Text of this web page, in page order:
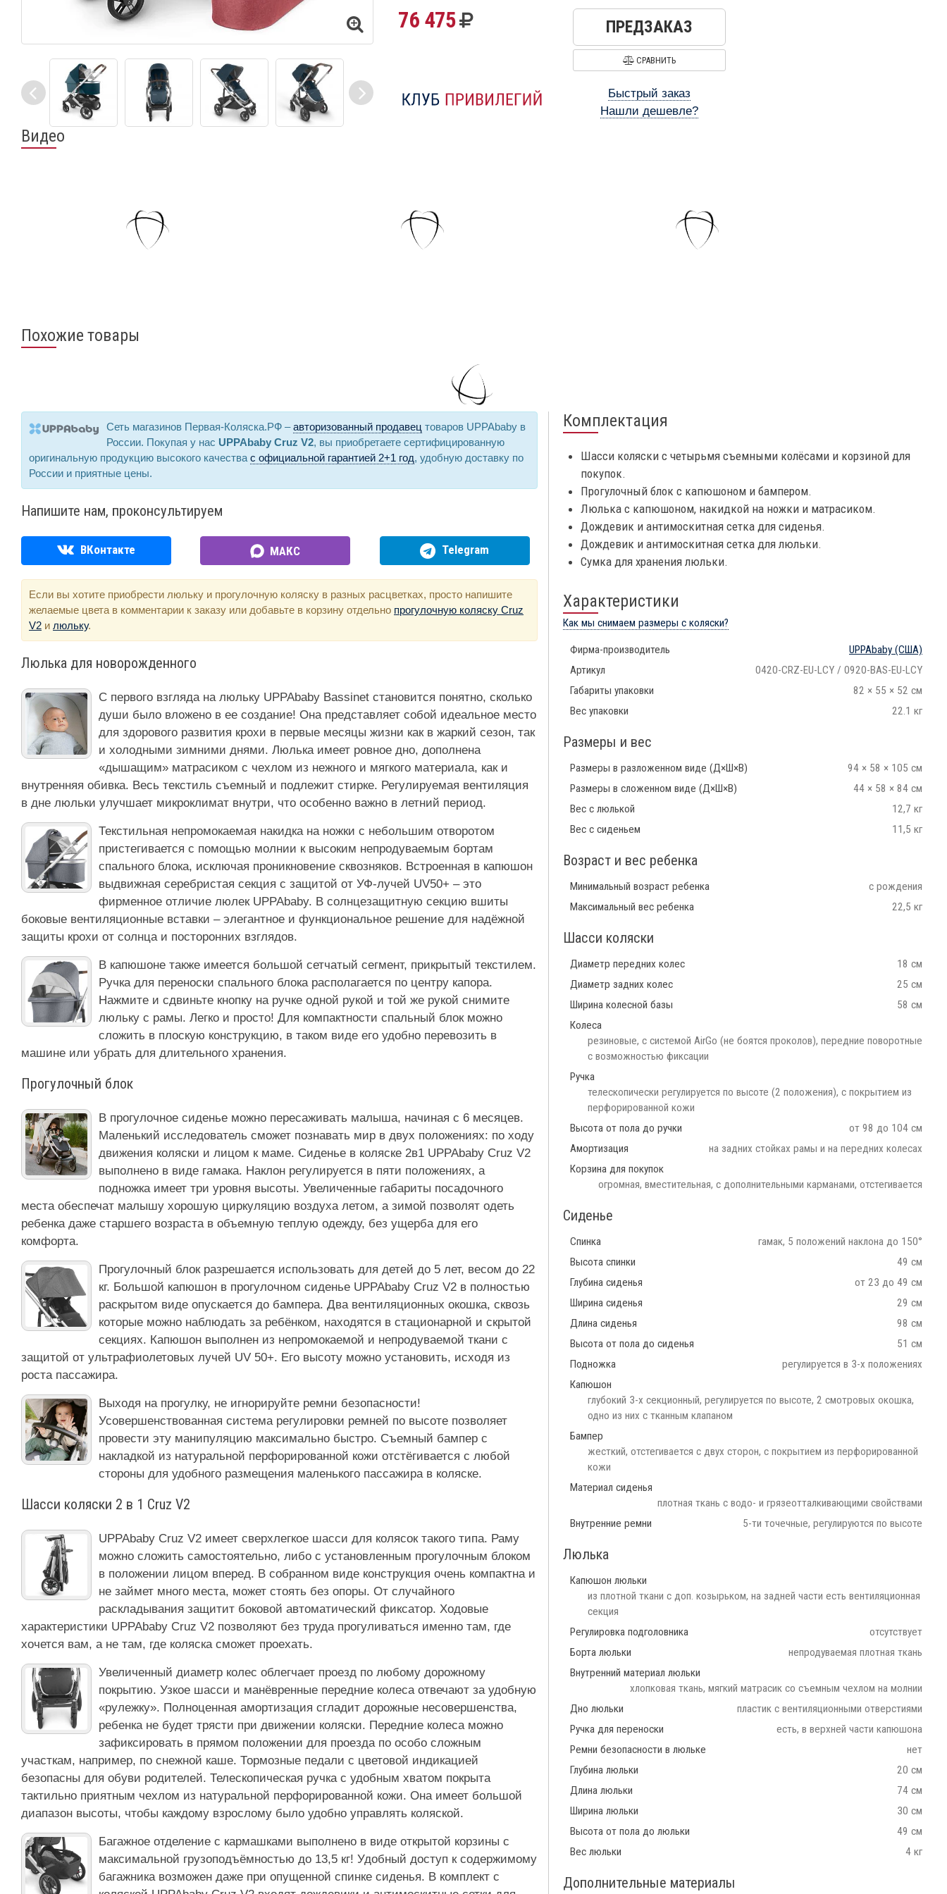
76 475 ПРЕДЗАКАЗ
СРАВНИТЬ
Быстрый заказ
Нашли дешевле?
Видео
Похожие товары
Сеть магазинов Первая-Коляска.РФ –авторизованный продавец товаров UPPAbaby в
России. Покупая у нас UPPAbaby Cruz V2, вы приобретаете сертифицированную
оригинальную продукцию высокого качества с официальной гарантией 2+1 год, удобную доставку по
России и приятные цены.
Напишите нам, проконсультируем
ВКонтакте МАКС Telegram
Если вы хотите приобрести люльку и прогулочную коляску в разных расцветках, просто напишите
желаемые цвета в комментарии к заказу или добавьте в корзину отдельно прогулочную коляску Cruz
V2 и люльку.
Люлька для новорожденного
С первого взгляда на люльку UPPAbaby Bassinet становится понятно, сколько
души было вложено в ее создание! Она представляет собой идеальное место
для здорового развития крохи в первые месяцы жизни как в жаркий сезон, так
и холодными зимними днями. Люлька имеет ровное дно, дополнена
«дышащим» матрасиком с чехлом из нежного и мягкого материала, как и
внутренняя обивка. Весь текстиль съемный и подлежит стирке. Регулируемая вентиляция
в дне люльки улучшает микроклимат внутри, что особенно важно в летний период.
Текстильная непромокаемая накидка на ножки с небольшим отворотом
пристегивается с помощью молнии к высоким непродуваемым бортам
спального блока, исключая проникновение сквозняков. Встроенная в капюшон
выдвижная серебристая секция с защитой от УФ-лучей UV50+ – это
фирменное отличие люлек UPPAbaby. В солнцезащитную секцию вшиты
боковые вентиляционные вставки – элегантное и функциональное решение для надёжной
защиты крохи от солнца и посторонних взглядов.
В капюшоне также имеется большой сетчатый сегмент, прикрытый текстилем.
Ручка для переноски спального блока располагается по центру капора.
Нажмите и сдвиньте кнопку на ручке одной рукой и той же рукой снимите
люльку с рамы. Легко и просто! Для компактности спальный блок можно
сложить в плоскую конструкцию, в таком виде его удобно перевозить в
машине или убрать для длительного хранения.
Прогулочный блок
В прогулочное сиденье можно пересаживать малыша, начиная с 6 месяцев.
Маленький исследователь сможет познавать мир в двух положениях: по ходу
движения коляски и лицом к маме. Сиденье в коляске 2в1 UPPAbaby Cruz V2
выполнено в виде гамака. Наклон регулируется в пяти положениях, а
подножка имеет три уровня высоты. Увеличенные габариты посадочного
места обеспечат малышу хорошую циркуляцию воздуха летом, а зимой позволят одеть
ребенка даже старшего возраста в объемную теплую одежду, без ущерба для его
комфорта.
Прогулочный блок разрешается использовать для детей до 5 лет, весом до 22
кг. Большой капюшон в прогулочном сиденье UPPAbaby Cruz V2 в полностью
раскрытом виде опускается до бампера. Два вентиляционных окошка, сквозь
которые можно наблюдать за ребёнком, находятся в стационарной и скрытой
секциях. Капюшон выполнен из непромокаемой и непродуваемой ткани с
защитой от ультрафиолетовых лучей UV 50+. Его высоту можно установить, исходя из
роста пассажира.
Выходя на прогулку, не игнорируйте ремни безопасности!
Усовершенствованная система регулировки ремней по высоте позволяет
провести эту манипуляцию максимально быстро. Съемный бампер с
накладкой из натуральной перфорированной кожи отстёгивается с любой
стороны для удобного размещения маленького пассажира в коляске.
Шасси коляски 2 в 1 Cruz V2
UPPAbaby Cruz V2 имеет сверхлегкое шасси для колясок такого типа. Раму
можно сложить самостоятельно, либо с установленным прогулочным блоком
в положении лицом вперед. В собранном виде конструкция очень компактна и
не займет много места, может стоять без опоры. От случайного
раскладывания защитит боковой автоматический фиксатор. Ходовые
характеристики UPPAbaby Cruz V2 позволяют без труда прогуливаться именно там, где
хочется вам, а не там, где коляска сможет проехать.
Увеличенный диаметр колес облегчает проезд по любому дорожному
покрытию. Узкое шасси и манёвренные передние колеса отвечают за удобную
«рулежку». Полноценная амортизация сгладит дорожные несовершенства,
ребенка не будет трясти при движении коляски. Передние колеса можно
зафиксировать в прямом положении для проезда по особо сложным
участкам, например, по снежной каше. Тормозные педали с цветовой индикацией
безопасны для обуви родителей. Телескопическая ручка с удобным хватом покрыта
тактильно приятным чехлом из натуральной перфорированной кожи. Она имеет большой
диапазон высоты, чтобы каждому взрослому было удобно управлять коляской.
Багажное отделение с кармашками выполнено в виде открытой корзины с
максимальной грузоподъёмностью до 13,5 кг! Удобный доступ к содержимому
багажника возможен даже при опущенной спинке сиденья. В комплект с
Комплектация
Шасси коляски с четырьмя съемными колёсами и корзиной для
покупок.
Прогулочный блок с капюшоном и бампером.
Люлька с капюшоном, накидкой на ножки и матрасиком.
Дождевик и антимоскитная сетка для сиденья.
Дождевик и антимоскитная сетка для люльки.
Сумка для хранения люльки.
Характеристики
Как мы снимаем размеры с коляски?
Фирма-производитель UPPAbaby (США)
Артикул
0420-CRZ-EU-LCY / 0920-BAS-EU-LCY
Габариты упаковки
82 × 55 × 52 см
Вес упаковки
22.1 кг
Размеры и вес
Размеры в разложенном виде (Д×Ш×В)
94 × 58 × 105 см
Размеры в сложенном виде (Д×Ш×В)
44 × 58 × 84 см
Вес с люлькой
12,7 кг
Вес с сиденьем
11,5 кг
Возраст и вес ребенка
Минимальный возраст ребенка
с рождения
Максимальный вес ребенка
22,5 кг
Шасси коляски
Диаметр передних колес
18 см
Диаметр задних колес
25 см
Ширина колесной базы
58 см
Колеса
резиновые, c системой AirGo (не боятся проколов), передние поворотные
с возможностью фиксации
Ручка
телескопически регулируется по высоте (2 положения), с покрытием из
перфорированной кожи
Высота от пола до ручки
от 98 до 104 см
Амортизация
на задних стойках рамы и на передних колесах
Корзина для покупок
огромная, вместительная, с дополнительными карманами, отстегивается
Сиденье
Спинка
гамак, 5 положений наклона до 150°
Высота спинки
49 см
Глубина сиденья
от 23 до 49 см
Ширина сиденья
29 см
Длина сиденья
98 см
Высота от пола до сиденья
51 см
Подножка
регулируется в 3-х положениях
Капюшон
глубокий 3-х секционный, регулируется по высоте, 2 смотровых окошка,
одно из них с тканным клапаном
Бампер
жесткий, отстегивается с двух сторон, с покрытием из перфорированной
кожи
Материал сиденья
плотная ткань с водо- и грязеотталкивающими свойствами
Внутренние ремни
5-ти точечные, регулируются по высоте
Люлька
Капюшон люльки
из плотной ткани с доп. козырьком, на задней части есть вентиляционная
секция
Регулировка подголовника
отсутствует
Борта люльки
непродуваемая плотная ткань
Внутренний материал люльки
хлопковая ткань, мягкий матрасик со съемным чехлом на молнии
Дно люльки
пластик с вентиляционными отверстиями
Ручка для переноски
есть, в верхней части капюшона
Ремни безопасности в люльке
нет
Глубина люльки
20 см
Длина люльки
74 см
Ширина люльки
30 см
Высота от пола до люльки
49 см
Вес люльки
4 кг
Дополнительные материалы